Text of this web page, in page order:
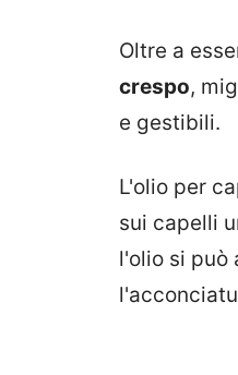
Oltre a
crespo,
e gestibili.
L'olio per
sui capelli
l'olio si può